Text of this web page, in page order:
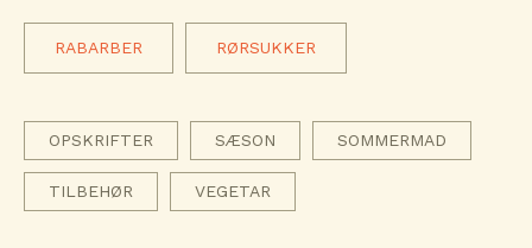
RABARBER RØRSUKKER
OPSKRIFTER SÆSON SOMMERMAD
TILBEHØR VEGETAR